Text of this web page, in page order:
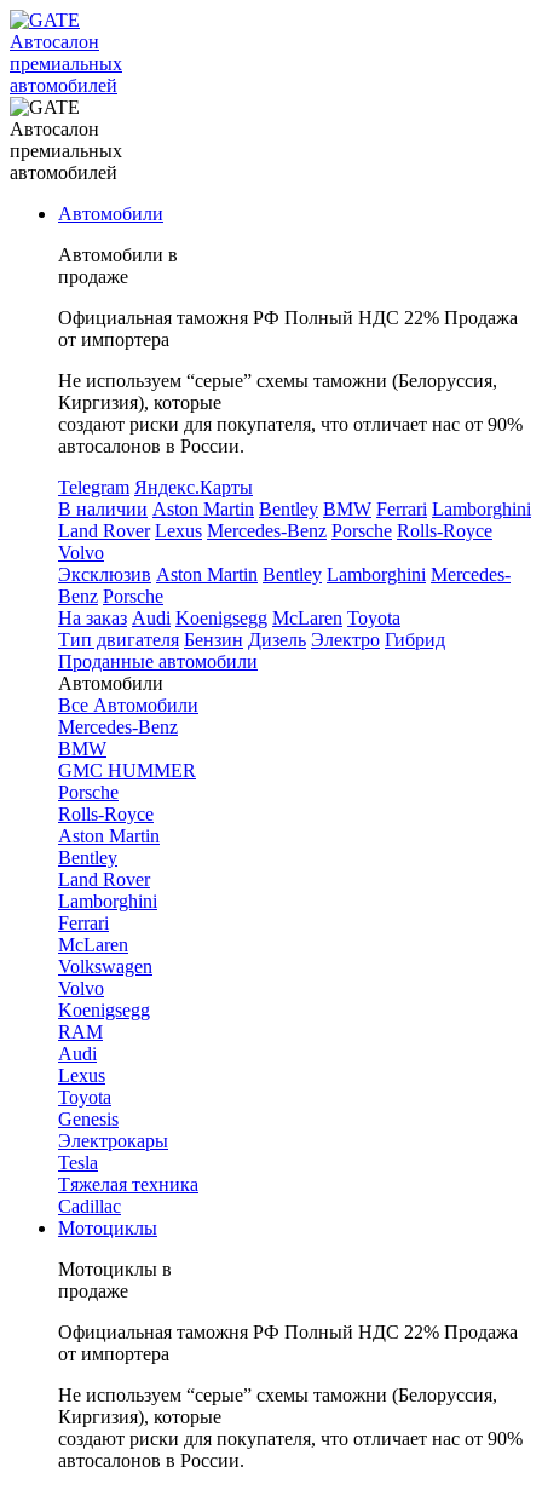
Автосалон
премиальных
автомобилей
Автосалон
премиальных
автомобилей
Автомобили
Автомобили в
продаже
Официальная таможня РФ Полный НДС 22% Продажа
от импортера
Не используем “серые” схемы таможни (Белоруссия,
Киргизия), которые
создают риски для покупателя, что отличает нас от 90%
автосалонов в России.
Telegram Яндекс.Карты
В наличии Aston Martin Bentley BMW Ferrari Lamborghini
Land Rover Lexus Mercedes-Benz Porsche Rolls-Royce
Volvo
Эксклюзив Aston Martin Bentley Lamborghini Mercedes-
Benz Porsche
На заказ Audi Koenigsegg McLaren Toyota
Тип двигателя Бензин Дизель Электро Гибрид
Проданные автомобили
Автомобили
Все Автомобили
Mercedes-Benz
BMW
GMC HUMMER
Porsche
Rolls-Royce
Aston Martin
Bentley
Land Rover
Lamborghini
Ferrari
McLaren
Volkswagen
Volvo
Koenigsegg
RAM
Audi
Lexus
Toyota
Genesis
Электрокары
Tesla
Tяжелая техника
Cadillac
Мотоциклы
Мотоциклы в
продаже
Официальная таможня РФ Полный НДС 22% Продажа
от импортера
Не используем “серые” схемы таможни (Белоруссия,
Киргизия), которые
создают риски для покупателя, что отличает нас от 90%
автосалонов в России.